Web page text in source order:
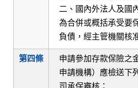
二、國內外法人及國
為合併或概括承受要
負債，經主管機關核
第四條
申請參加存款保險之
申請機構）應檢送下
司承保審核：